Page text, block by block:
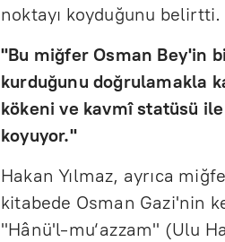
noktayı koyduğunu belirtti.
"Bu miğfer Osman Bey'in
kurduğunu doğrulamakla
kökeni ve kavmî statüsü
koyuyor."
Hakan Yılmaz, ayrıca
kitabede Osman Gazi'nin
"Hânü'l-mu‘azzam" (Ulu